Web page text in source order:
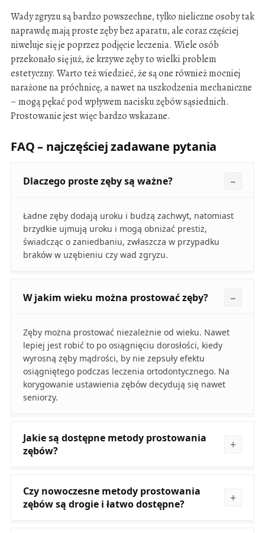
Wady zgryzu są bardzo powszechne, tylko nieliczne osoby tak
naprawdę mają proste zęby bez aparatu, ale coraz częściej
niweluje się je poprzez podjęcie leczenia. Wiele osób
przekonało się już, że krzywe zęby to wielki problem
estetyczny. Warto też wiedzieć, że są one również mocniej
narażone na próchnicę, a nawet na uszkodzenia mechaniczne
– mogą pękać pod wpływem nacisku zębów sąsiednich.
Prostowanie jest więc bardzo wskazane.
FAQ – najczęściej zadawane pytania
Dlaczego proste zęby są ważne?
Ładne zęby dodają uroku i budzą zachwyt, natomiast
brzydkie ujmują uroku i mogą obniżać prestiż,
świadcząc o zaniedbaniu, zwłaszcza w przypadku
braków w uzębieniu czy wad zgryzu.
W jakim wieku można prostować zęby?
Zęby można prostować niezależnie od wieku. Nawet
lepiej jest robić to po osiągnięciu dorosłości, kiedy
wyrosną zęby mądrości, by nie zepsuły efektu
osiągniętego podczas leczenia ortodontycznego. Na
korygowanie ustawienia zębów decydują się nawet
seniorzy.
Jakie są dostępne metody prostowania
zębów?
Czy nowoczesne metody prostowania
zębów są drogie i łatwo dostępne?